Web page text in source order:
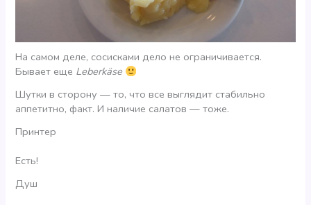
На самом деле, сосисками дело не ограничивается.
Бывает еще Leberkäse
Шутки в сторону — то, что все выглядит стабильно
аппетитно, факт. И наличие салатов — тоже.
Принтер
Есть!
Душ